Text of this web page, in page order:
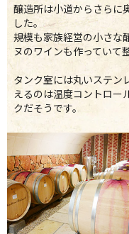
醸造所は小道からさらに
した。
規模も家族経営の小さな
ヌのワインも作っていて
タンク室には丸いステン
えるのは温度コントロー
クだそうです。